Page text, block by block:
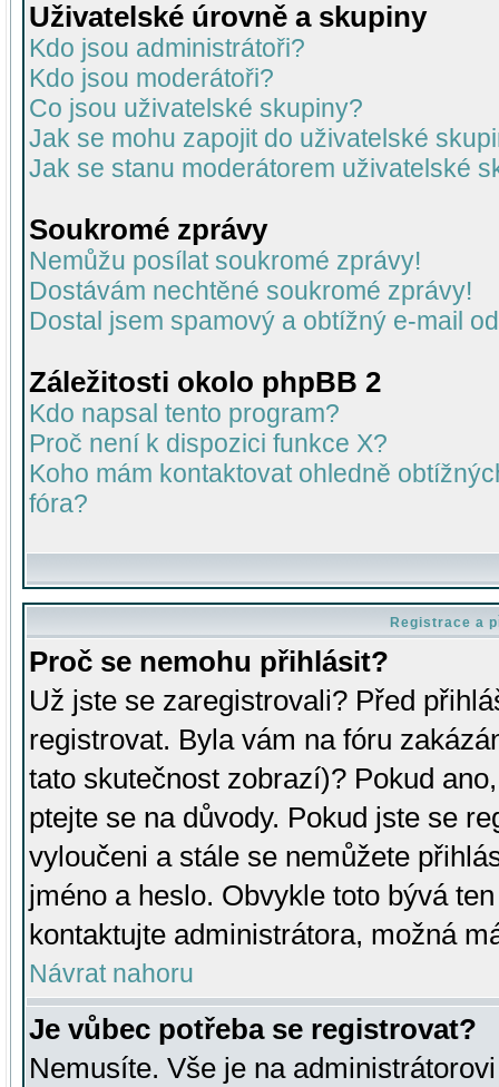
Uživatelské úrovně a skupiny
Kdo jsou administrátoři?
Kdo jsou moderátoři?
Co jsou uživatelské skupiny?
Jak se mohu zapojit do uživatelské
Jak se stanu moderátorem uživatelské
Soukromé zprávy
Nemůžu posílat soukromé zprávy!
Dostávám nechtěné soukromé zprávy!
Dostal jsem spamový a obtížný e-mail
Záležitosti okolo phpBB 2
Kdo napsal tento program?
Proč není k dispozici funkce X?
Koho mám kontaktovat ohledně
fóra?
Registrace a
Proč se nemohu přihlásit?
Už jste se zaregistrovali? Před
registrovat. Byla vám na fóru
tato skutečnost zobrazí)? Pokud
ptejte se na důvody. Pokud jste se
vyloučeni a stále se nemůžete
jméno a heslo. Obvykle toto bývá
kontaktujte administrátora, možná
Návrat nahoru
Je vůbec potřeba se registrovat?
Nemusíte. Vše je na